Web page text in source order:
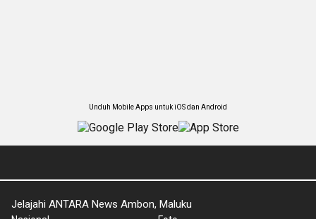
Unduh Mobile Apps untuk iOS dan Android
Jelajahi ANTARA News Ambon, Maluku